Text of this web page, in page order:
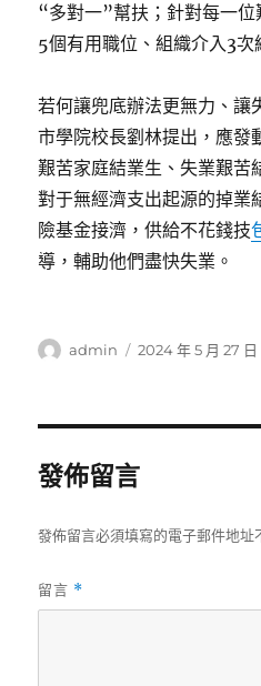
“多對一”幫扶；針對每一
5個有用職位、組織介入3次
若何讓兜底辦法更無力、讓
市學院校長劉林提出，應發
艱苦家庭結業生、失業艱苦
對于無經濟支出起源的掉業
險基金接濟，供給不花錢技
導，輔助他們盡快失業。
作
admin
發
2024 年 5 月 27 日
發佈留言
發佈留言必須填寫的電子郵件地址
留言 *